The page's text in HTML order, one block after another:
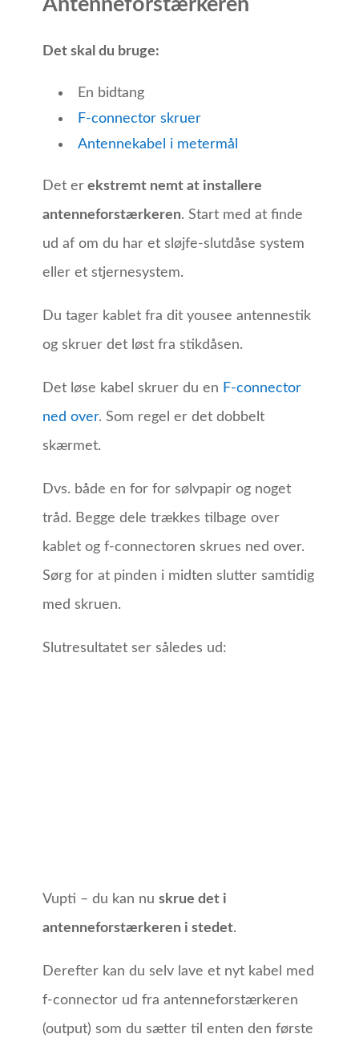
Det skal du bruge:
En bidtang
F-connector skruer
Antennekabel i metermål
Det erekstremt nemt at installere
antenneforstærkeren. Start med at finde
ud af om du har et sløjfe-slutdåse system
eller et stjernesystem.
Du tager kablet fra dit yousee antennestik
og skruer det løst fra stikdåsen.
Det løse kabel skruer du en F-connector
ned over. Som regel er det dobbelt
skærmet.
Dvs. både en for for sølvpapir og noget
tråd. Begge dele trækkes tilbage over
kablet og f-connectoren skrues ned over.
Sørg for at pinden i midten slutter samtidig
med skruen.
Slutresultatet ser således ud:
Vupti – du kan nu skrue det i
antenneforstærkeren i stedet.
Derefter kan du selv lave et nyt kabel med
f-connector ud fra antenneforstærkeren
(output) som du sætter til enten den første